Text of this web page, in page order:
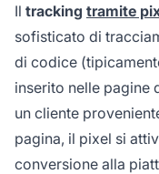
Il tracking tramite
sofisticato di
di codice
inserito nelle pagine
un cliente
pagina, il pixel si
conversione alla